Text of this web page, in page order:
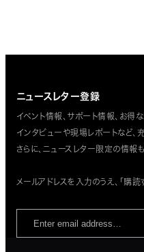
ニュースレター登録
イベント情報、サポート情報、お得
インタビューや現場レポートなど、
さらに、ニュースレター限定の情報
メールアドレスを入力のうえ、「購読